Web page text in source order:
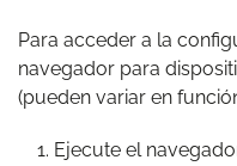
Para acceder a la
navegador para
(pueden variar en
Ejecute el